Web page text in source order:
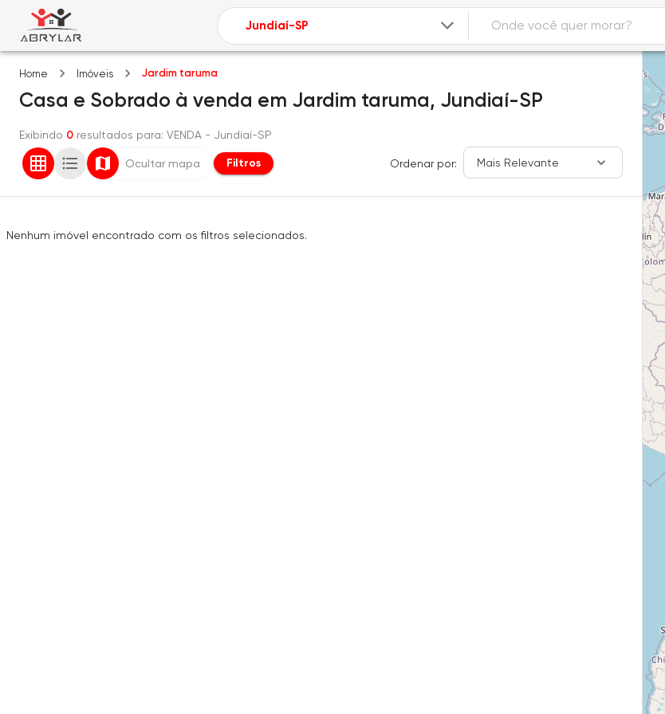
Home Imóveis Jardim taruma
Casa e Sobrado à venda em Jardim taruma, Jundiaí-SP
Exibindo 0 resultados para: VENDA - Jundiaí-SP
Ocultar mapa Filtros Ordenar por: Mais Relevante
Nenhum imóvel encontrado com os filtros selecionados.